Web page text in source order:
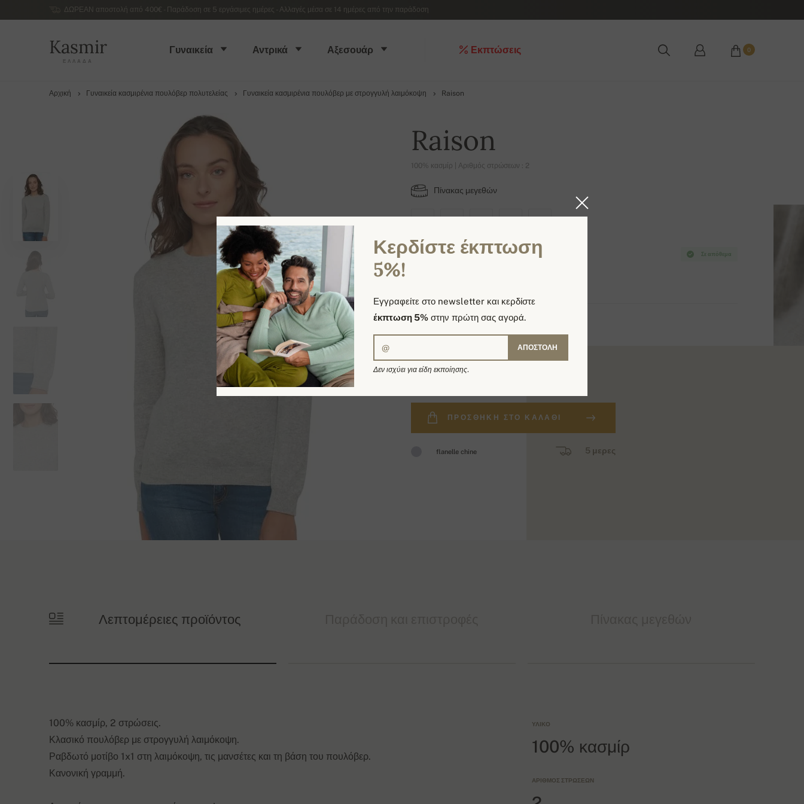
ΔΩΡΕΑΝ αποστολή από 400€ - Παράδοση σε 5 εργάσιμες ημέρες - Αλλαγές μέσα σε 14 ημέρες από την παράδοση
Kasmir
ΕΛΛΆΔΑ
Γυναικεία Αντρικά Αξεσουάρ Εκπτώσεις 0
Αρχική Γυναικεία κασμιρένια πουλόβερ πολυτελείας Γυναικεία κασμιρένια πουλόβερ με στρογγυλή λαιμόκοψη Raison
Raison
100% κασμίρ | Αριθμός στρώσεων : 2
Πίνακας μεγεθών
Σε απόθεμα
ΔΙΑΘΈΣΙΜΑ ΧΡΏΜΑΤΑ
244,00 €
ΠΡΟΣΘΉΚΗ ΣΤΟ ΚΑΛΆΘΙ
flanelle chine 5 μερες
Λεπτομέρειες προϊόντος
100% κασμίρ, 2 στρώσεις.
Κλασικό πουλόβερ με στρογγυλή λαιμόκοψη.
Ραβδωτό μοτίβο 1x1 στη λαιμόκοψη, τις μανσέτες και τη βάση του πουλόβερ.
Κανονική γραμμή.
ΥΛΙΚΌ
100% κασμίρ
ΑΡΙΘΜΌΣ ΣΤΡΏΣΕΩΝ
Κερδίστε έκπτωση
5%!
Εγγραφείτε στο newsletter και κερδίστε
έκπτωση 5% στην πρώτη σας αγορά.
ΑΠΟΣΤΟΛΉ
Δεν ισχύει για είδη εκποίησης.